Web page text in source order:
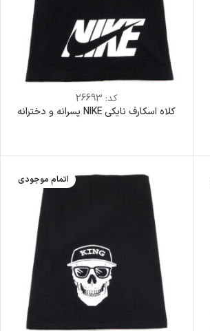
کد: 26693
کلاه اسکارف نایکی NIKE پسرانه و دخترانه
اتمام موجودی